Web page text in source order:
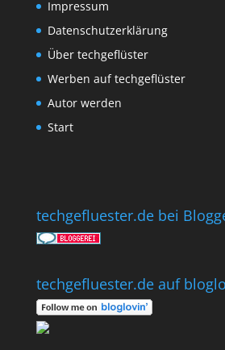
Impressum
Datenschutzerklärung
Über techgeflüster
Werben auf techgeflüster
Autor werden
Start
techgefluester.de bei
techgefluester.de auf